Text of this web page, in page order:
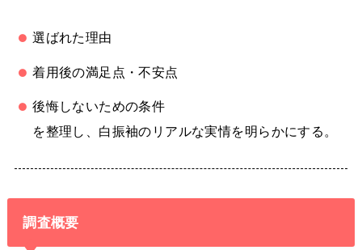
選ばれた理由
着用後の満足点・不安点
後悔しないための条件
を整理し、白振袖のリアルな実情を明らかにする。
調査概要